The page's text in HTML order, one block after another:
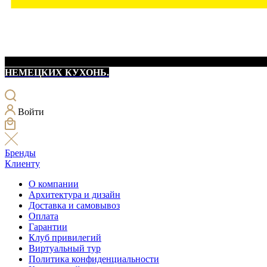
НЕМЕЦКИХ КУХОНЬ.
Войти
Бренды
Клиенту
О компании
Архитектура и дизайн
Доставка и самовывоз
Оплата
Гарантии
Клуб привилегий
Виртуальный тур
Политика конфиденциальности